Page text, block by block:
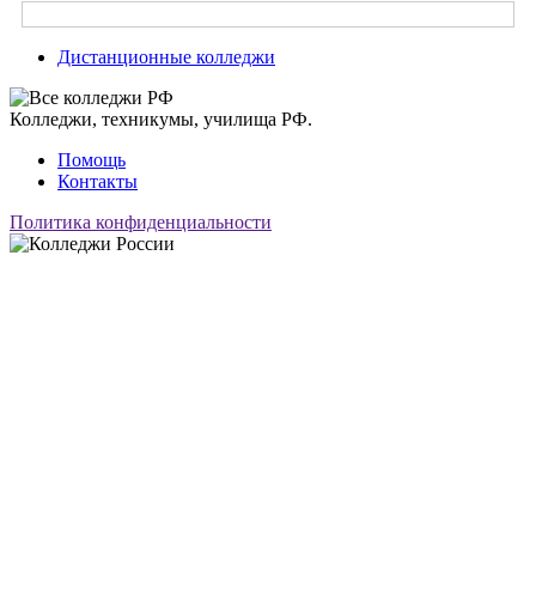
Дистанционные колледжи
Колледжи, техникумы, училища РФ.
Помощь
Контакты
Политика конфиденциальности